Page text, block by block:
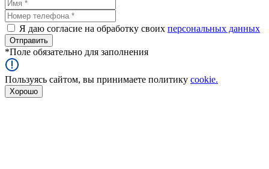
Я даю согласие на обработку своих персональных данных
*Поле обязательно для заполнения
Пользуясь сайтом, вы принимаете политику cookie.
Хорошо